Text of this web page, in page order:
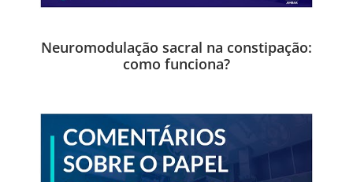
Neuromodulação sacral na constipação:
como funciona?